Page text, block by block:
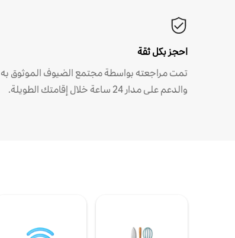
احجز بكل ثقة
تمت مراجعته بواسطة مجتمع الضيوف الموثوق به
والدعم على مدار 24 ساعة خلال إقامتك الطويلة.